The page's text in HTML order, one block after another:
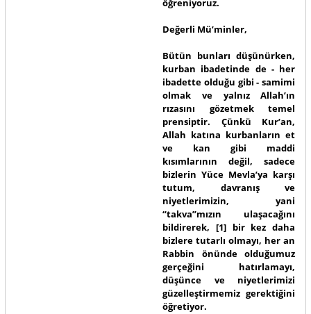
öğreniyoruz.
Değerli Mü’minler,
Bütün bunları düşünürken,
kurban ibadetinde de - her
ibadette olduğu gibi - samimi
olmak ve yalnız Allah’ın
rızasını gözetmek temel
prensiptir. Çünkü Kur’an,
Allah katına kurbanların et
ve kan gibi maddi
kısımlarının değil, sadece
bizlerin Yüce Mevla’ya karşı
tutum, davranış ve
niyetlerimizin, yani
“takva”mızın ulaşacağını
bildirerek, [1] bir kez daha
bizlere tutarlı olmayı, her an
Rabbin önünde olduğumuz
gerçeğini hatırlamayı,
düşünce ve niyetlerimizi
güzelleştirmemiz gerektiğini
öğretiyor.